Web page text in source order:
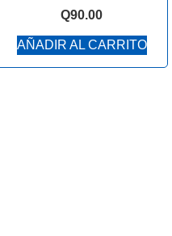
Q90.00
AÑADIR AL CARRITO